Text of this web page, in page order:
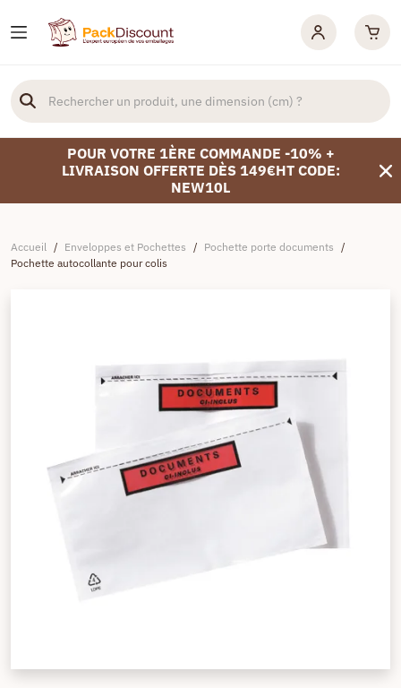
POUR VOTRE 1ÈRE COMMANDE -10% +
LIVRAISON OFFERTE DÈS 149€HT CODE:
NEW10L
Accueil / Enveloppes et Pochettes / Pochette porte documents /
Pochette autocollante pour colis